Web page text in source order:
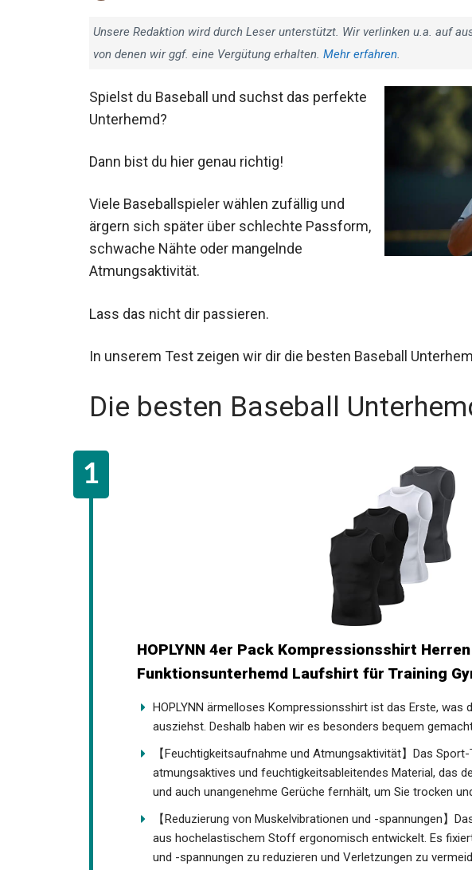
Unsere Redaktion wird durch Leser unterstützt. Wir verlinken u.a. auf
von denen wir ggf. eine Vergütung erhalten. Mehr erfahren.
Spielst du Baseball und suchst das perfekte
Unterhemd?
Dann bist du hier genau richtig!
Viele Baseballspieler wählen zufällig und
ärgern sich später über schlechte
Passform, schwache Nähte oder
mangelnde Atmungsaktivität.
Lass das nicht dir passieren.
In unserem Test zeigen wir dir die besten Baseball
Die besten Baseball
HOPLYNN 4er Pack Kompressionsshirt
Ärmelloses Funktionsunterhemd Laufshirt
HOPLYNN ärmelloses Kompressionsshirt ist das Erste, was
ausziehst. Deshalb haben wir es besonders bequem
【Feuchtigkeitsaufnahme und Atmungsaktivität】Das
atmungsaktives und feuchtigkeitsableitendes Material, das
und auch unangenehme Gerüche fernhält, um Sie trocken
【Reduzierung von Muskelvibrationen und -spannungen】
wurde aus hochelastischem Stoff ergonomisch entwickelt.